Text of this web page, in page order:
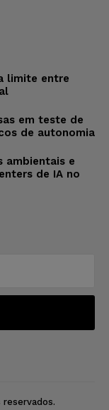
limite entre
em teste de
de autonomia
ambientais e
de IA no